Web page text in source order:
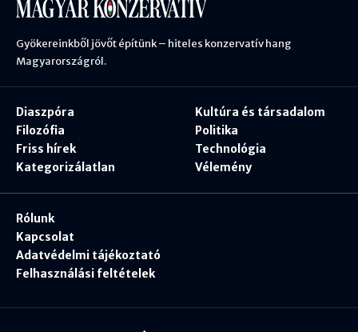
Gyökereinkből jövőt építünk – hiteles konzervatív hang
Magyarországról.
Diaszpóra
Filozófia
Friss hírek
Kategorizálatlan
Kultúra és társadalom
Politika
Technológia
Vélemény
Rólunk
Kapcsolat
Adatvédelmi tájékoztató
Felhasználási feltételek